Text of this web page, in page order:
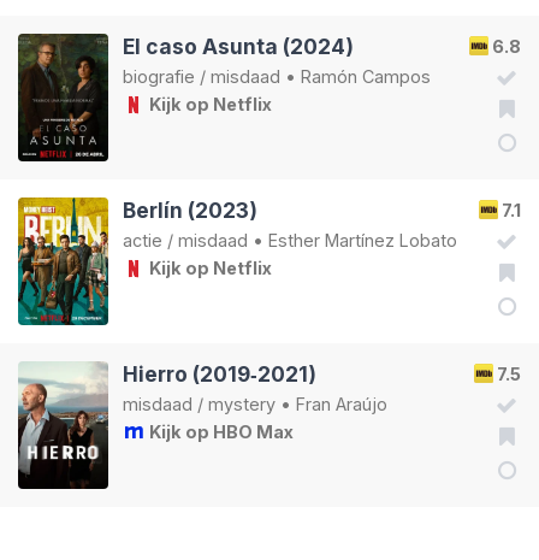
6.8
El caso Asunta (2024)
biografie / misdaad • Ramón Campos
Kijk op Netflix
7.1
Berlín (2023)
actie / misdaad • Esther Martínez Lobato
Kijk op Netflix
7.5
Hierro (2019‑2021)
misdaad / mystery • Fran Araújo
Kijk op HBO Max